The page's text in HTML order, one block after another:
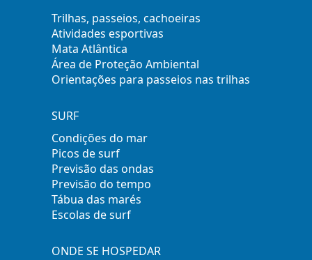
Trilhas, passeios, cachoeiras
Atividades esportivas
Mata Atlântica
Área de Proteção Ambiental
Orientações para passeios nas trilhas
SURF
Condições do mar
Picos de surf
Previsão das ondas
Previsão do tempo
Tábua das marés
Escolas de surf
ONDE SE HOSPEDAR